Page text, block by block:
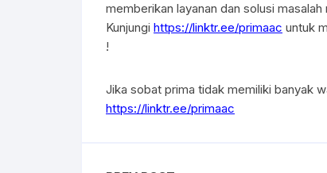
memberikan layanan dan solusi
Kunjungi https://linktr.ee/primaac untuk
!
Jika sobat prima tidak memiliki banyak
https://linktr.ee/primaac